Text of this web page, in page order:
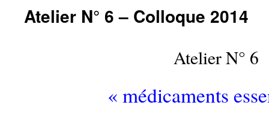
Atelier N° 6 – Colloque 2014
Atelier N° 6
« médicaments